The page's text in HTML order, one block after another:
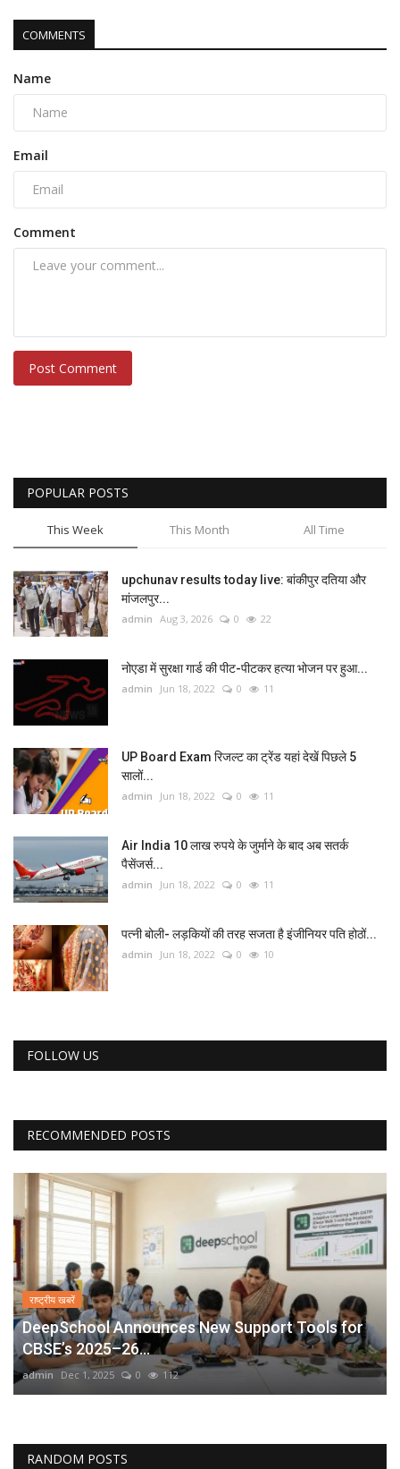
COMMENTS
Name
Email
Comment
Post Comment
POPULAR POSTS
This Week This Month All Time
upchunav results today live: बांकीपुर दतिया और
मांजलपुर...
admin Aug 3, 2026 0 22
नोएडा में सुरक्षा गार्ड की पीट-पीटकर हत्या भोजन पर हुआ...
admin Jun 18, 2022 0 11
UP Board Exam रिजल्ट का ट्रेंड यहां देखें पिछले 5
सालों...
admin Jun 18, 2022 0 11
Air India 10 लाख रुपये के जुर्माने के बाद अब सतर्क
पैसेंजर्स...
admin Jun 18, 2022 0 11
पत्नी बोली- लड़कियों की तरह सजता है इंजीनियर पति होठों...
admin Jun 18, 2022 0 10
FOLLOW US
RECOMMENDED POSTS
राष्ट्रीय खबरें
DeepSchool Announces New Support Tools for
CBSE’s 2025–26...
admin Dec 1, 2025 0 112
RANDOM POSTS